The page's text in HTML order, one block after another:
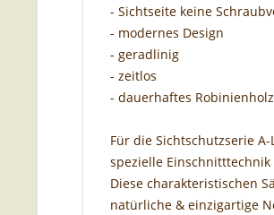
- Sichtseite keine
- modernes Design
- geradlinig
- zeitlos
- dauerhaftes Robinienholz
Für die Sichtschutzserie
spezielle
Diese charakteristischen
natürliche & einzigartige